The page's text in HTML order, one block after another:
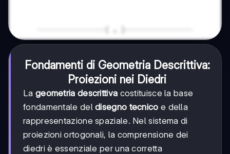
Fondamenti di Geometria Descrittiva:
Proiezioni nei Diedri
La geometria descrittiva costituisce la base
fondamentale deldisegno tecnico e della
rappresentazione spaziale. Nel sistema di
proiezioni ortogonali, la comprensione dei
diedri è essenziale per una corretta